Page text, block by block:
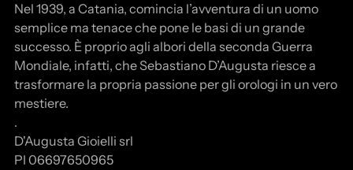
Nel 1939, a Catania, comincia l’avventura di un uomo
semplice ma tenace che pone le basi di un grande
successo. È proprio agli albori della seconda Guerra
Mondiale, infatti, che Sebastiano D’Augusta riesce a
trasformare la propria passione per gli orologi in un vero
mestiere.
.
D'Augusta Gioielli srl
PI 06697650965